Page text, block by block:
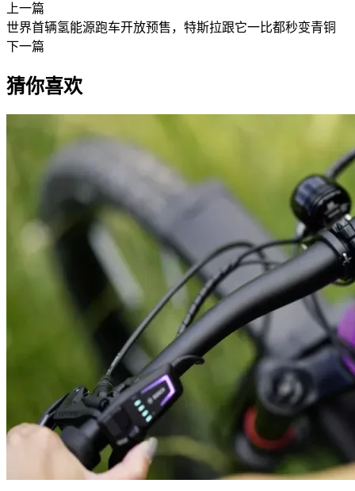
上一篇
世界首辆氢能源跑车开放预售，特斯拉跟它一比都秒变青铜
下一篇
猜你喜欢